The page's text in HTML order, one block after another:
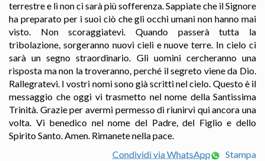
terrestre e lì non ci sarà più sofferenza. Sappiate che il Signore
ha preparato per i suoi ciò che gli occhi umani non hanno mai
visto. Non scoraggiatevi. Quando passerà tutta la
tribolazione, sorgeranno nuovi cieli e nuove terre. In cielo ci
sarà un segno straordinario. Gli uomini cercheranno una
risposta ma non la troveranno, perché il segreto viene da Dio.
Rallegratevi. I vostri nomi sono già scritti nel cielo. Questo è il
messaggio che oggi vi trasmetto nel nome della Santissima
Trinità. Grazie per avermi permesso di riunirvi qui ancora una
volta. Vi benedico nel nome del Padre, del Figlio e dello
Spirito Santo. Amen. Rimanete nella pace.
Condividi via WhatsApp
Stampa